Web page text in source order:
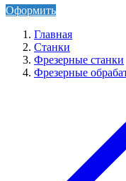
Оформить
Главная
Станки
Фрезерные станки
Фрезерные